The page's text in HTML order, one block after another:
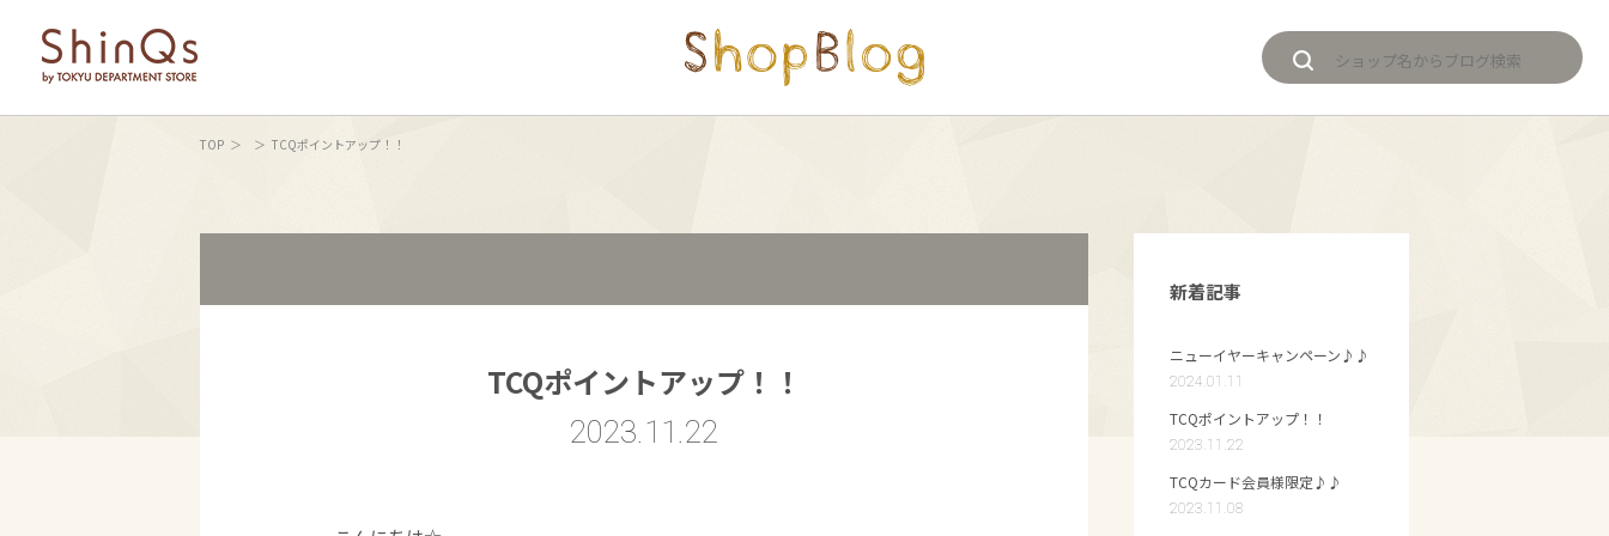
TOP TCQポイントアップ！！
TCQポイントアップ！！
2023.11.22
新着記事
ニューイヤーキャンペーン♪♪
2024.01.11
TCQポイントアップ！！
2023.11.22
TCQカード会員様限定♪♪
2023.11.08